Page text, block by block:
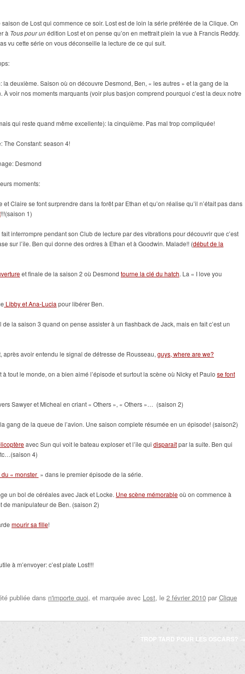
de Lost qui commence ce soir. Lost est de loin la série préférée de la Clique. On
à Tous pour unédition Lost et on pense qu’on en mettrait plein la vue à Francis Reddy.
vu cette série on vous déconseille la lecture de ce qui suit.
la deuxième. Saison où on découvre Desmond, Ben, « les autres » et la gang de la
À voir nos moments marquants (voir plus bas)on comprend pourquoi c’est la deux notre
qui reste quand même excellente): la cinquième. Pas mal trop compliquée!
The Constant: season 4!
Desmond
moments:
et Claire se font surprendre dans la forêt par Ethan et qu’on réalise qu’il n’était pas dans
!!!(saison 1)
interrompre pendant son Club de lecture par des vibrations pour découvrir que c’est
sur l’île. Ben qui donne des ordres à Ethan et à Goodwin. Malade!! (début de la
et finale de la saison 2 où Desmond tourne la clé du hatch. La « I love you
Libby et Ana-Lucia pour libérer Ben.
de la saison 3 quand on pense assister à un flashback de Jack, mais en fait c’est un
après avoir entendu le signal de détresse de Rousseau, guys, where are we?
à tout le monde, on a bien aimé l’épisode et surtout la scène où Nicky et Paulo se font
Sawyer et Micheal en criant « Others », « Others »… (saison 2)
gang de la queue de l’avion. Une saison complete résumée en un épisode! (saison2)
avec Sun qui voit le bateau exploser et l’île qui disparaîtpar la suite. Ben qui
4)
« monster » dans le premier épisode de la série.
un bol de céréales avec Jack et Locke. Une scène mémorableoù on commence à
de manipulateur de Ben. (saison 2)
mourir sa fille!
à m’envoyer: c’est plate Lost!!!
publiée dans n'importe quoi, et marquée avec Lost, le 2 février 2010 par Clique
TROP TARD POUR LES OSCARS? →